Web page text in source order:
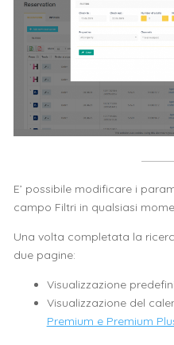
E’ possibile modificare i
campo Filtri in qualsiasi
Una volta completata la
due pagine:
Visualizzazione
Visualizzazione del
Premium e Premium